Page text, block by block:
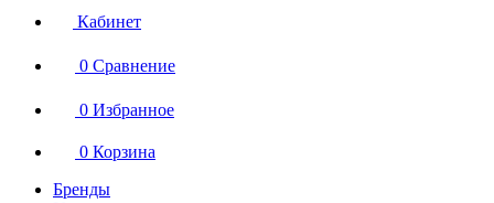
Кабинет
0 Сравнение
0 Избранное
0 Корзина
Бренды